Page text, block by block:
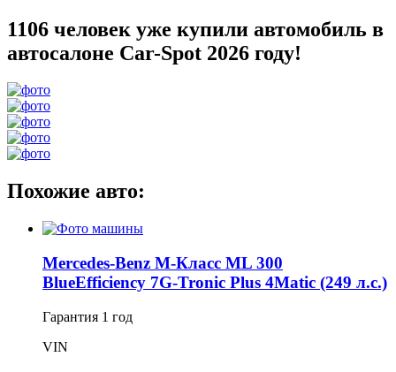
1106 человек уже купили автомобиль в
автосалоне Car-Spot 2026 году!
Похожие авто:
Mercedes-Benz M-Класс ML 300
BlueEfficiency 7G-Tronic Plus 4Matic (249 л.с.)
Гарантия 1 год
VIN